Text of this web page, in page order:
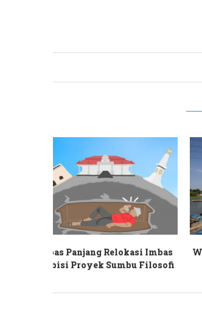
Sendat Tetes Air Wadas dalam
Jerat Tambang